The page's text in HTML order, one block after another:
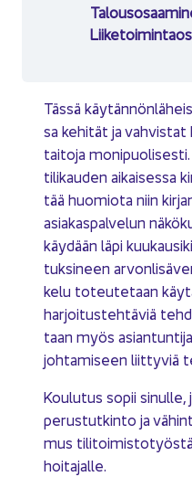
Tässä
sa ke­hi­tät ja vah­vis­tat
tai­to­ja
ti­li­kau­den ai­kai­ses­sa
tää huo­mio­ta niin
asia­kas­pal­ve­lun
käy­dään läpi
tuk­si­neen
ke­lu to­teu­te­taan
har­joi­tus­teh­tä­viä
taan myös
joh­ta­mi­seen liit­ty­viä
Kou­lu­tus sopii si­nul­le,
pe­rus­tut­kin­to ja
mus
hoi­ta­jal­le.